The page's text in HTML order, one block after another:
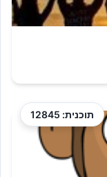
תוכנית: 12845